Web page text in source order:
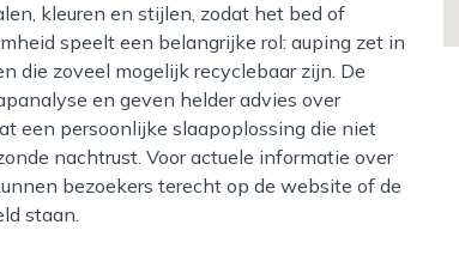
kleuren en stijlen, zodat het bed of
speelt een belangrijke rol: auping zet in
die zoveel mogelijk recyclebaar zijn. De
en geven helder advies over
een persoonlijke slaapoplossing die niet
nachtrust. Voor actuele informatie over
bezoekers terecht op de website of de
staan.